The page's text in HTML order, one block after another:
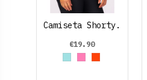
Camiseta Shorty.
€19.90
Azul cielo
Rosa claro
Orange